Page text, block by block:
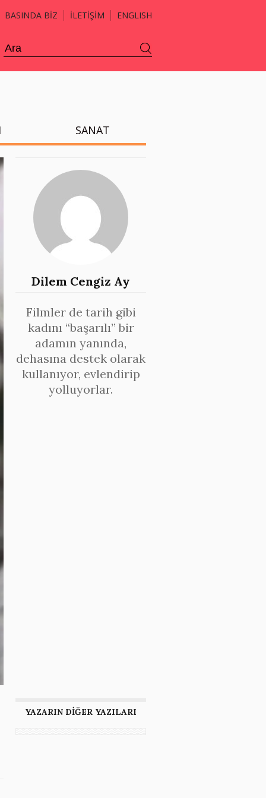
BASINDA BİZ İLETİŞİM ENGLISH
SANAT
Dilem Cengiz Ay
Filmler de tarih gibi
kadını “başarılı” bir
adamın yanında,
dehasına destek olarak
kullanıyor, evlendirip
yolluyorlar.
YAZARIN DİĞER YAZILARI